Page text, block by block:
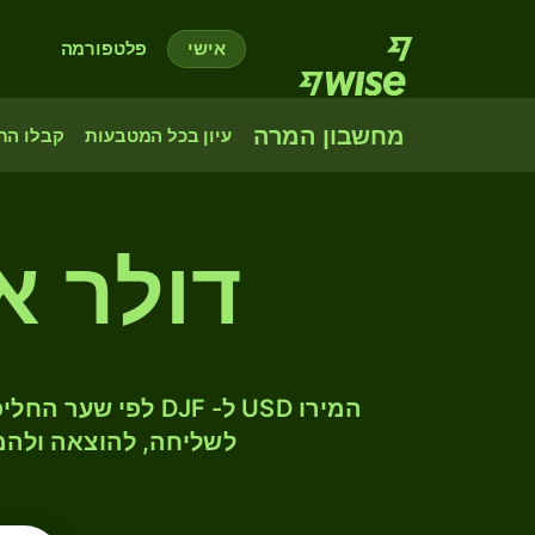
אישי פלטפורמה
מחשבון המרה עיון בכל המטבעות קבלו
דולר
לשליחה, להוצאה